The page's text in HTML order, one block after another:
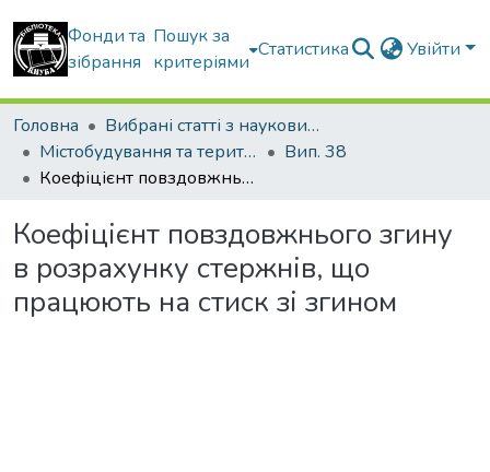
Фонди та
зібрання
Пошук за
критеріями
Статистика Увійти
Головна
Вибрані статті з наукових збірників КНУБА
Містобудування та територіальне планування
Вип. 38
Коефіцієнт повздовжнього згину в розрахунку стержнів, що працюють на стиск зі згином
Коефіцієнт повздовжнього згину
в розрахунку стержнів, що
працюють на стиск зі згином